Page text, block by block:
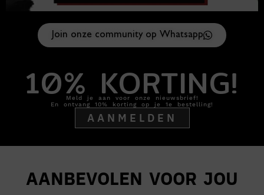
Join onze community op Whatsapp
10% KORTING!
Meld je aan voor onze nieuwsbrief!
En ontvang 10% korting op je 1e bestelling!
AANMELDEN
AANBEVOLEN VOOR JOU